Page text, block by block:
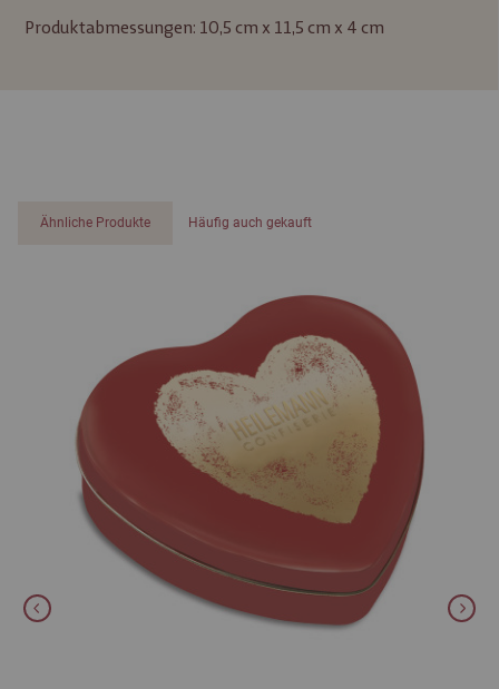
Produktabmessungen: 10,5 cm x 11,5 cm x 4 cm
Ähnliche Produkte Häufig auch gekauft